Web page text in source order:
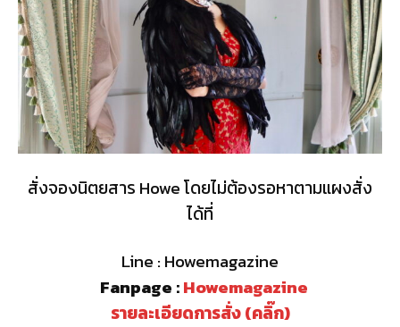
สั่งจองนิตยสาร Howe โดยไม่ต้องรอหาตามแผงสั่ง
ได้ที่
Line : Howemagazine
Fanpage :Howemagazine
รายละเอียดการสั่ง (คลิ๊ก)